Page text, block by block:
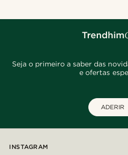
Seja o primeiro a saber das
e ofertas
ADERIR
INSTAGRAM